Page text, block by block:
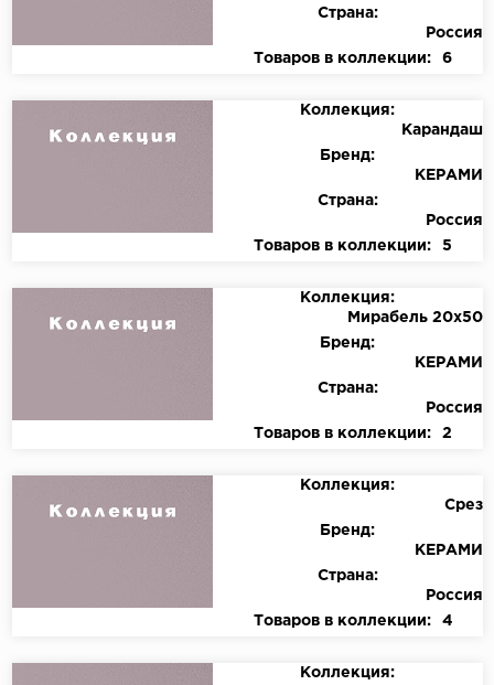
Страна:
Россия
Товаров в коллекции:
6
Коллекция:
Карандаш
Бренд:
КЕРАМИ
Страна:
Россия
Товаров в коллекции:
5
Коллекция:
Мирабель 20х50
Бренд:
КЕРАМИ
Страна:
Россия
Товаров в коллекции:
2
Коллекция:
Срез
Бренд:
КЕРАМИ
Страна:
Россия
Товаров в коллекции:
4
Коллекция: